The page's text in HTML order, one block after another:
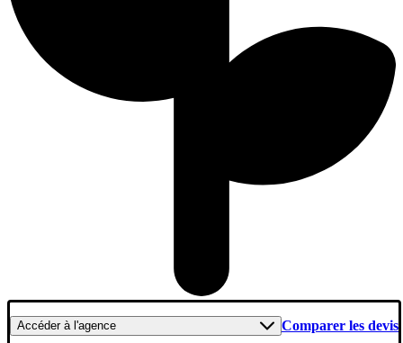
Accéderà l'agence Comparer les devis